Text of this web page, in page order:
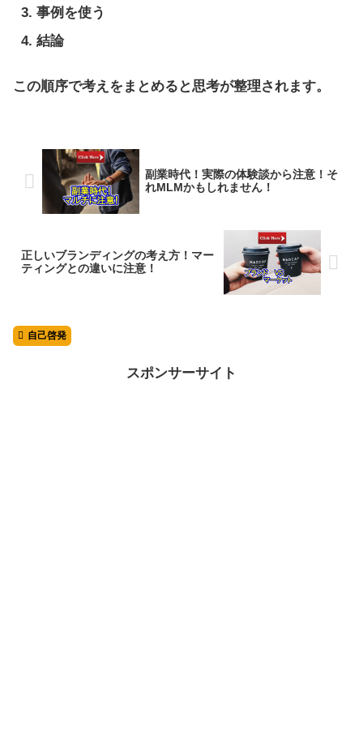
事例を使う
結論
この順序で考えをまとめると思考が整理されます。
副業時代！実際の体験談から注意！そ
れMLMかもしれません！
正しいブランディングの考え方！マー
ティングとの違いに注意！
自己啓発
スポンサーサイト